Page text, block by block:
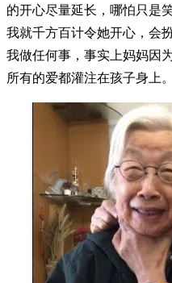
的开心尽量延长，哪怕只是
我就千方百计令她开心，会
我做任何事，事实上妈妈因
所有的爱都灌注在孩子身上